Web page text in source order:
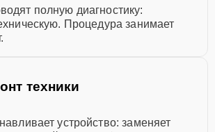
полную диагностику:
Процедура занимает
техники
устройство: заменяет